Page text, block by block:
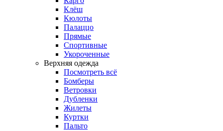
Клёш
Кюлоты
Палаццо
Прямые
Спортивные
Укороченные
Верхняя одежда
Посмотреть всё
Бомберы
Ветровки
Дубленки
Жилеты
Куртки
Пальто